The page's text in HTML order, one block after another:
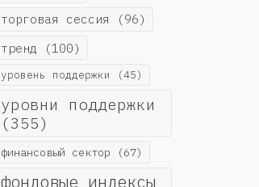
торговая сессия (96)
тренд (100)
уровень поддержки (45)
уровни поддержки
(355)
финансовый сектор (67)
фондовые индексы